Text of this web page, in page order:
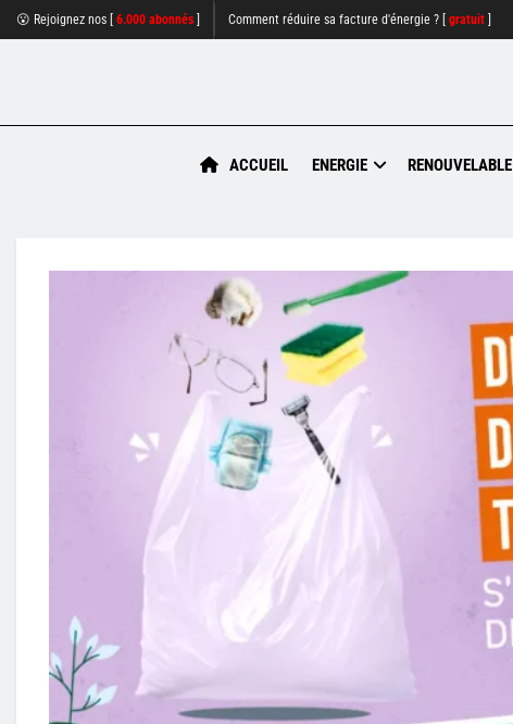
😮 Rejoignez nos [ 6.000 abonnés Comment réduire sa facture d'énergie ? [ gratuit
ACCUEIL ENERGIE RENOUVELABLE